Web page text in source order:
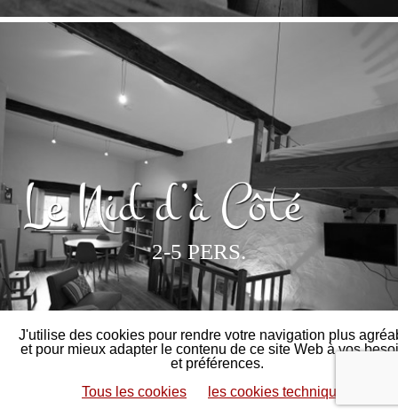
2-5 PERS.
J'utilise des cookies pour rendre votre navigation plus
et pour mieux adapter le contenu de ce site Web à vos
et préférences.
Tous les cookies
les cookies techniques